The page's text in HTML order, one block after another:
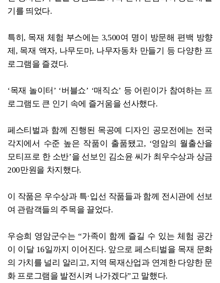
기를 띄었다.
특히, 목재 체험 부스에는 3,500여 명이 방문해 편백 방향
제, 목재 액자, 나무도마, 나무자동차 만들기 등 다양한 프
로그램을 즐겼다.
‘목재 놀이터’ ‘버블쇼’ ‘매직쇼’ 등 어린이가 참여하는 프
로그램도 큰 인기 속에 즐거움을 선사했다.
페스티벌과 함께 진행된 목공예 디자인 공모전에는 전국
각지에서 수준 높은 작품이 출품됐고, ‘영암의 월출산을
모티프로 한 소반’을 선보인 김소윤 씨가 최우수상과 상금
200만원을 차지했다.
이 작품은 우수상과 특·입선 작품들과 함께 전시관에 선보
여 관람객들의 주목을 끌었다.
우승희 영암군수는 “가족이 함께 즐길 수 있는 체험 공간
이 이달 16일까지 이어진다. 앞으로 페스티벌을 목재 문화
의 가치를 널리 알리고, 지역 목재산업과 연계한 다양한 문
화 프로그램을 발전시켜 나가겠다”고 말했다.